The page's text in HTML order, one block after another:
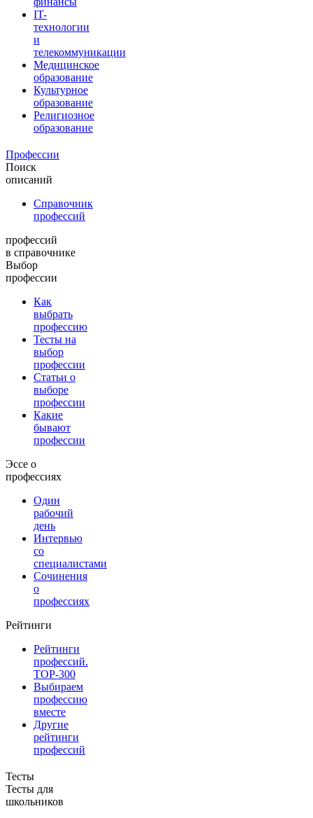
IT-
технологии
и
телекоммуникации
Медицинское
образование
Культурное
образование
Религиозное
образование
Профессии
Поиск
описаний
Справочник
профессий
профессий
в справочнике
Выбор
профессии
Как
выбрать
профессию
Тесты на
выбор
профессии
Статьи о
выборе
профессии
Какие
бывают
профессии
Эссе о
профессиях
Один
рабочий
день
Интервью
со
специалистами
Сочинения
о
профессиях
Рейтинги
Рейтинги
профессий.
TOP-300
Выбираем
профессию
вместе
Другие
рейтинги
профессий
Тесты
Тесты для
школьников